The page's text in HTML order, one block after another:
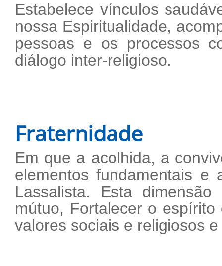
Estabelece vínculos
nossa Espiritualidade,
pessoas e os processos
diálogo inter-religioso.
Fraternidade
Em que a acolhida, a
elementos fundamentais e
Lassalista. Esta
mútuo, Fortalecer o
valores sociais e religiosos